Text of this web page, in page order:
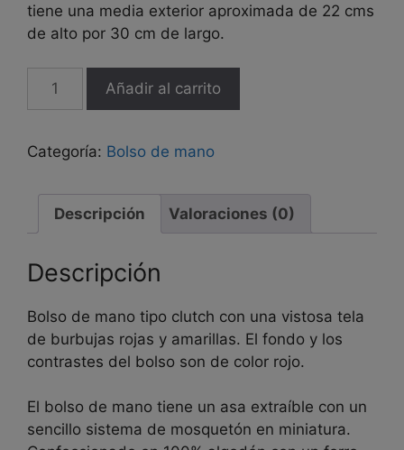
tiene una media exterior aproximada de 22 cms
de alto por 30 cm de largo.
Bolso
clutch
rojas
amarillas"
Añadir al carrito
Categoría: Bolso de mano
Descripción Valoraciones (0)
Descripción
Bolso de mano tipo clutch con una vistosa tela
de burbujas rojas y amarillas. El fondo y los
contrastes del bolso son de color rojo.
El bolso de mano tiene un asa extraíble con un
sencillo sistema de mosquetón en miniatura.